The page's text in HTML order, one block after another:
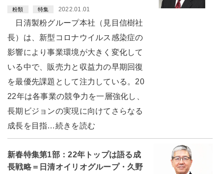
粉類 特集 2022.01.01
日清製粉グループ本社（見目信樹社
長）は、新型コロナウイルス感染症の
影響により事業環境が大きく変化して
いる中で、販売力と収益力の早期回復
を最優先課題として注力している。20
22年は各事業の競争力を一層強化し、
長期ビジョンの実現に向けてさらなる
成長を目指…続きを読む
新春特集第1部：22年トップは語る成
長戦略＝日清オイリオグループ・久野